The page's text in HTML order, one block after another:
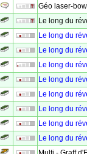
Géo laser-
Le long du
Le long du
Le long du
Le long du
Le long du
Le long du
Le long du
Le long du
Le long du